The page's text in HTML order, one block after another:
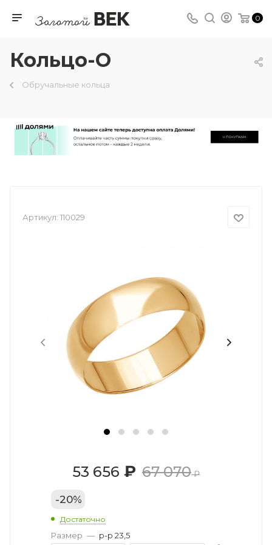
0
Кольцо-О
Обручальные кольца
Артикул: 110029
53 656 ₽ 67 070₽
-20%
Достаточно
Размер — р-р 23,5